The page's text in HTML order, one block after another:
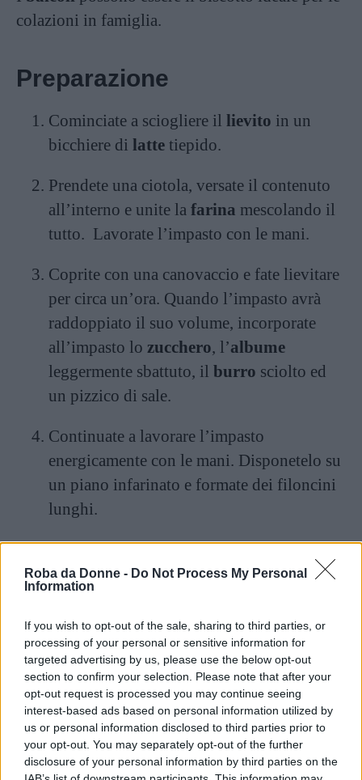
Roba da Donne - Do Not Process My Personal
Information
If you wish to opt-out of the sale, sharing to third parties, or
processing of your personal or sensitive information for
targeted advertising by us, please use the below opt-out
section to confirm your selection. Please note that after your
opt-out request is processed you may continue seeing
interest-based ads based on personal information utilized by
us or personal information disclosed to third parties prior to
your opt-out. You may separately opt-out of the further
disclosure of your personal information by third parties on the
colazioni in famiglia.
Preparazione
Cominciate a sciogliere il lievito in un
bicchiere di latte tiepido.
Prendete una ciotola, versate il contenuto
all’interno e unite la farina mescolando il
tutto. Lavorate l’impasto con le mani.
Coprite con una canovaccio e fate lievitare
per circa un’ora. Quando l’impasto avrà
raddoppiato il suo volume, incorporate
all’impasto lo zucchero, l’albume
leggermente sbattuto, il burro sciolto ed
un pizzico di sale.
Continuate a lavorare l’impasto
energicamente con le mani. Disponetelo su
un piano infarinato e formate dei filoncini
lunghi.
Lasciateli lievitare per circa due ore coperti
con un canovaccio.
minuti in modo che si possano dorare.
Fateli raffreddare.
Tagliate i filoncini in fettine sottili oblique.
Distendete tutti i biscotti sulla teglia da
forno e fateli dorare per altri 20 minuti
all’interno del forno caldo.